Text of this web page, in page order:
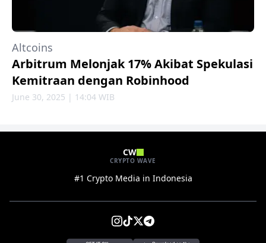
Altcoins
Arbitrum Melonjak 17% Akibat Spekulasi
Kemitraan dengan Robinhood
June 30, 2025 | 14:04 WIB
CW
CRYPTO WAVE
#1 Crypto Media in Indonesia